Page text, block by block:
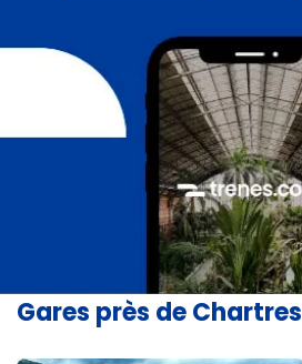
Gares près de Chartres